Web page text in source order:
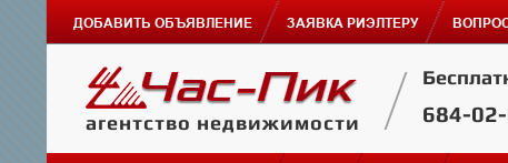
ДОБАВИТЬ ОБЪЯВЛЕНИЕ ЗАЯВКА РИЭЛТЕРУ
агентство недвижимости 684-